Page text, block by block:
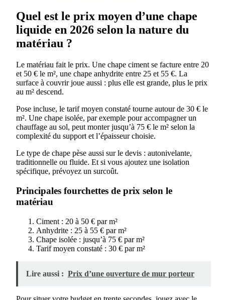
Quel est le prix moyen d’une chape
liquide en 2026 selon la nature du
matériau ?
Le matériau fait le prix. Une chape ciment se facture entre 20
et 50 € le m², une chape anhydrite entre 25 et 55 €. La
surface à couvrir joue aussi : plus elle est grande, plus le prix
au m² descend.
Pose incluse, le tarif moyen constaté tourne autour de 30 € le
m². Une chape isolée, par exemple pour accompagner un
chauffage au sol, peut monter jusqu’à 75 € le m² selon la
complexité du support et l’épaisseur choisie.
Le type de chape pèse aussi sur le devis : autonivelante,
traditionnelle ou fluide. Et si vous ajoutez une isolation
spécifique, prévoyez un surcoût.
Principales fourchettes de prix selon le
matériau
Ciment : 20 à 50 € par m²
Anhydrite : 25 à 55 € par m²
Chape isolée : jusqu’à 75 € par m²
Tarif moyen constaté : 30 € par m²
Lire aussi : Prix d’une ouverture de mur porteur